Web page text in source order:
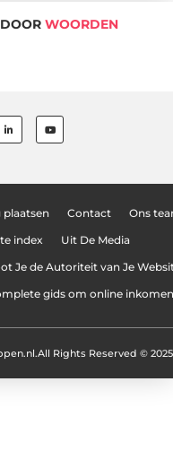
WOORDEN
plaatsen Contact Ons
index Uit De Media
Je de Autoriteit van Je
gids om online
All Rights Reserved © 2025